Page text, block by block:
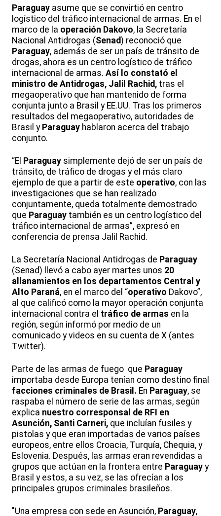
Paraguay asume que se convirtió en centro
logístico del tráfico internacional de armas. En el
marco de la operación Dakovo, la Secretaría
Nacional Antidrogas (Senad) reconoció que
Paraguay, además de ser un país de tránsito de
drogas, ahora es un centro logístico de tráfico
internacional de armas. Así lo constató el
ministro de Antidrogas, Jalil Rachid, tras el
megaoperativo que han mantenido de forma
conjunta junto a Brasil y EE.UU. Tras los primeros
resultados del megaoperativo, autoridades de
Brasil y Paraguay hablaron acerca del trabajo
conjunto.
“El Paraguay simplemente dejó de ser un país de
tránsito, de tráfico de drogas y el más claro
ejemplo de que a partir de este operativo, con las
investigaciones que se han realizado
conjuntamente, queda totalmente demostrado
que Paraguay también es un centro logístico del
tráfico internacional de armas”, expresó en
conferencia de prensa Jalil Rachid.
La Secretaría Nacional Antidrogas de Paraguay
(Senad) llevó a cabo ayer martes unos 20
allanamientos en los departamentos Central y
Alto Paraná, en el marco del “operativo Dakovo”,
al que calificó como la mayor operación conjunta
internacional contra el tráfico de armas en la
región, según informó por medio de un
comunicado y videos en su cuenta de X (antes
Twitter).
Parte de las armas de fuego que Paraguay
importaba desde Europa tenían como destino final
facciones criminales de Brasil. En Paraguay, se
raspaba el número de serie de las armas, según
explica nuestro corresponsal de RFI en
Asunción, Santi Carneri, que incluían fusiles y
pistolas y que eran importadas de varios países
europeos, entre ellos Croacia, Turquía, Chequia, y
Eslovenia. Después, las armas eran revendidas a
grupos que actúan en la frontera entre Paraguay y
Brasil y estos, a su vez, se las ofrecían a los
principales grupos criminales brasileños.
"Una empresa con sede en Asunción, Paraguay,